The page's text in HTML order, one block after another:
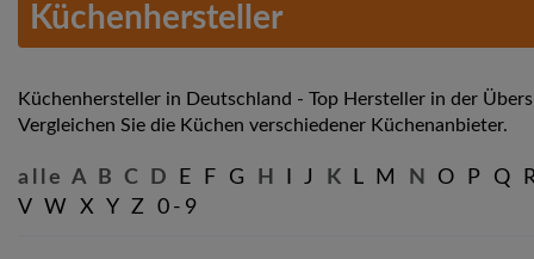
Küchenhersteller
Küchenhersteller in Deutschland - Top Hersteller in der
Vergleichen Sie die Küchen verschiedener Küchenanbieter.
alle A B C D E F G H I J K L M N O P Q
V W X Y Z 0-9